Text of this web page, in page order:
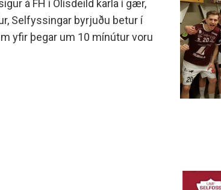
á FH í Olísdeild karla í gær,
Sel­fyss­ing­ar byrjuðu bet­ur í
yfir þegar um 10 mínútur voru